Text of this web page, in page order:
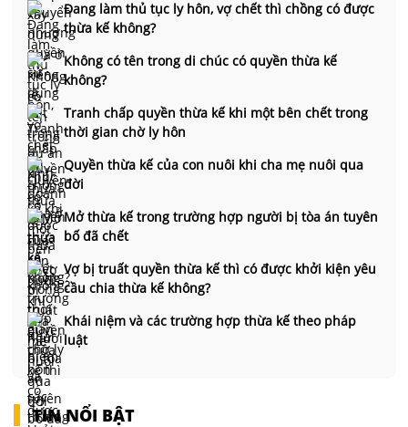
Đang làm thủ tục ly hôn, vợ chết thì chồng có được
thừa kế không?
Không có tên trong di chúc có quyền thừa kế
không?
Tranh chấp quyền thừa kế khi một bên chết trong
thời gian chờ ly hôn
Quyền thừa kế của con nuôi khi cha mẹ nuôi qua
đời
Mở thừa kế trong trường hợp người bị tòa án tuyên
bố đã chết
Vợ bị truất quyền thừa kế thì có được khởi kiện yêu
cầu chia thừa kế không?
Khái niệm và các trường hợp thừa kế theo pháp
luật
TIN NỔI BẬT